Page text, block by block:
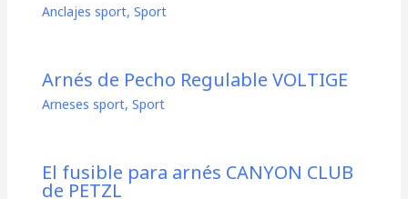
Anclajes sport, Sport
Arnés de Pecho Regulable VOLTIGE
Arneses sport, Sport
El fusible para arnés CANYON CLUB
de PETZL